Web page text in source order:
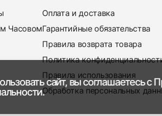
Часовом
Оплата и доставка
Гарантийные обязательства
Правила возврата товара
Политика
Правила использования
Обработка персональных
сайт, вы соглашаетесь с